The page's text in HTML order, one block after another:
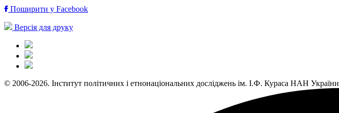
Поширити у Facebook
Версія для друку
© 2006-2026. Інститут політичних і етнонаціональних досліджень ім. І.Ф. Кураса НАН України